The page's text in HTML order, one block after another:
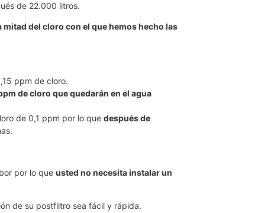
de 22.000 litros.
mitad del cloro con el que hemos hecho las
ppm de cloro.
de cloro que quedarán en el agua
de 0,1 ppm por lo que después de
por lo que usted no necesita instalar un
de su postfiltro sea fácil y rápida.